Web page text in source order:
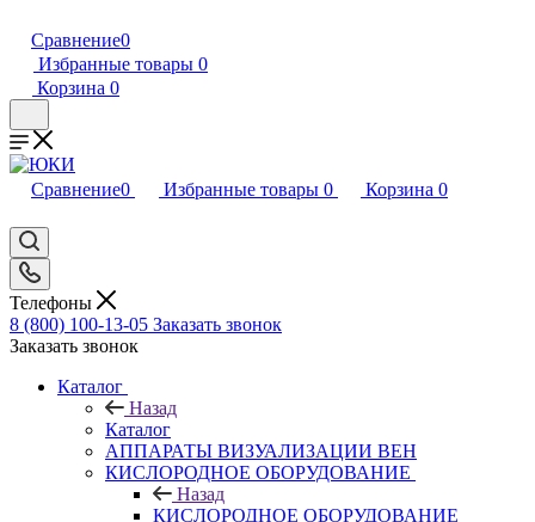
Сравнение0
Избранные товары 0
Корзина 0
Сравнение0 Избранные товары 0 Корзина 0
Телефоны
8 (800) 100-13-05 Заказать звонок
Заказать звонок
Каталог
Назад
Каталог
АППАРАТЫ ВИЗУАЛИЗАЦИИ ВЕН
КИСЛОРОДНОЕ ОБОРУДОВАНИЕ
Назад
КИСЛОРОДНОЕ ОБОРУДОВАНИЕ